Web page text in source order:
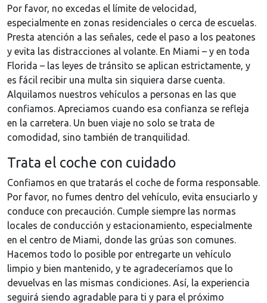
Por favor, no excedas el límite de velocidad,
especialmente en zonas residenciales o cerca de escuelas.
Presta atención a las señales, cede el paso a los peatones
y evita las distracciones al volante. En Miami – y en toda
Florida – las leyes de tránsito se aplican estrictamente, y
es fácil recibir una multa sin siquiera darse cuenta.
Alquilamos nuestros vehículos a personas en las que
confiamos. Apreciamos cuando esa confianza se refleja
en la carretera. Un buen viaje no solo se trata de
comodidad, sino también de tranquilidad.
Trata el coche con cuidado
Confiamos en que tratarás el coche de forma responsable.
Por favor, no fumes dentro del vehículo, evita ensuciarlo y
conduce con precaución. Cumple siempre las normas
locales de conducción y estacionamiento, especialmente
en el centro de Miami, donde las grúas son comunes.
Hacemos todo lo posible por entregarte un vehículo
limpio y bien mantenido, y te agradeceríamos que lo
devuelvas en las mismas condiciones. Así, la experiencia
seguirá siendo agradable para ti y para el próximo